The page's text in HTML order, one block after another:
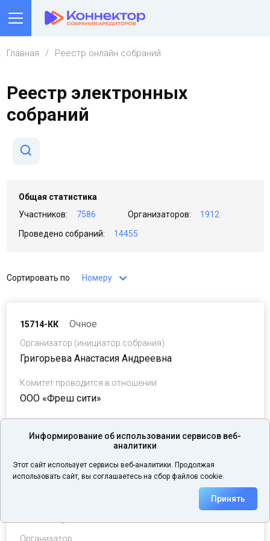
Главная Реестр онлайн собраний
Реестр электронных
собраний
Поиск собрания
Номер собрания
Организатор собрания (Арбитражный управляющий или
кредитор)
Общая статистика
Участников:
7586 Организаторов:
1912
Проведено собраний:
14455
Сортировать по Номеру
15714-КК Очное
Организатор (инициатор собрания)
Григорьева Анастасия Андреевна
Комитет проводится в отношении
ООО «Фреш сити»
24.08.2026 - 24.08.2026
Дата проведения собрания: 24.08.2026
15713-СКФЛ Очное
Организатор
Информирование об использовании сервисов веб-
аналитики
Этот сайт использует сервисы веб-аналитики. Продолжая
использовать сайт, вы соглашаетесь на сбор файлов cookie.
Принять